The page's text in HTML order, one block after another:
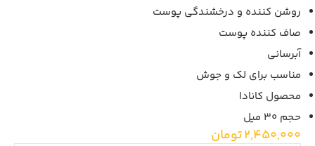
روشن کننده و درخشندگی پوست
صاف کننده پوست
آبرسانی
مناسب برای لک و جوش
محصول کانادا
حجم 30 میل
2,450,000تومان